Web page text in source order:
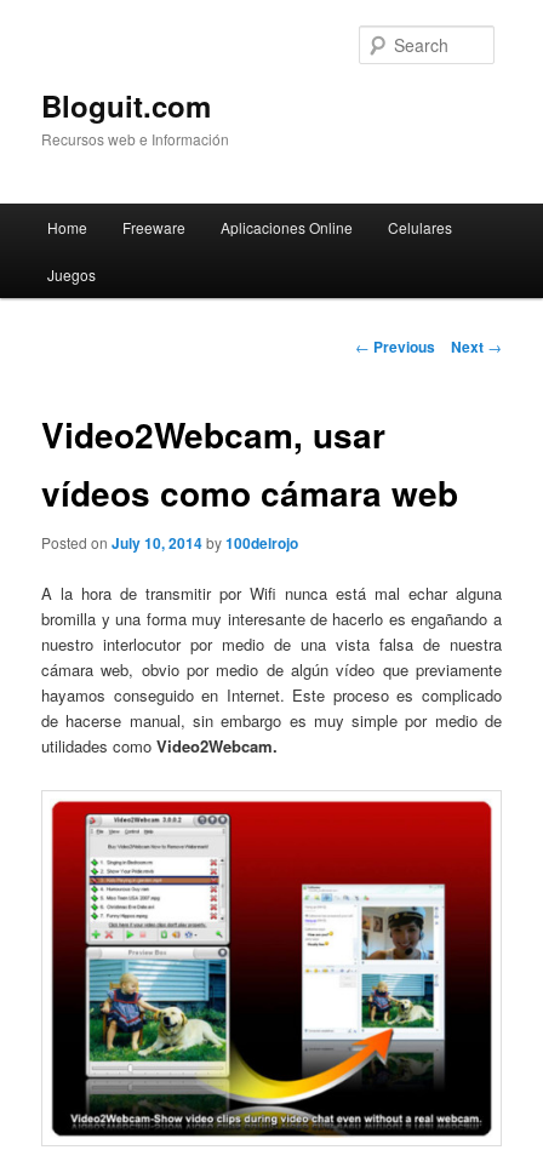
Bloguit.com
Recursos web e Información
Skip
to
Home Freeware Aplicaciones Online Celulares
Juegos
Post
← Previous Next →
Video2Webcam, usar
vídeos como cámara web
Posted onJuly 10, 2014by100delrojo
A la hora de transmitir por Wifi nunca está mal echar alguna
bromilla y una forma muy interesante de hacerlo es engañando a
nuestro interlocutor por medio de una vista falsa de nuestra
cámara web, obvio por medio de algún vídeo que previamente
hayamos conseguido en Internet. Este proceso es complicado
de hacerse manual, sin embargo es muy simple por medio de
utilidades comoVideo2Webcam.